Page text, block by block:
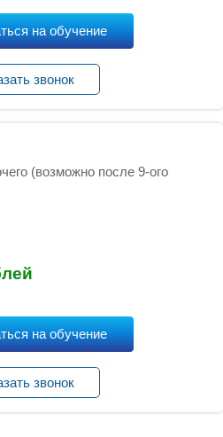
на обучение
звонок
(возможно после 9-ого
на обучение
звонок